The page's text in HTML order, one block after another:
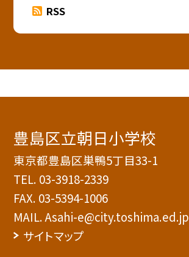
RSS
豊島区立朝日小学校
東京都豊島区巣鴨5丁目33-1
TEL. 03-3918-2339
FAX. 03-5394-1006
MAIL. Asahi-e@city.toshima.ed.jp
サイトマップ